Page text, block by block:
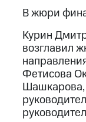
В жюри
Курин
возглавил
Фетисова
Шашкарова,